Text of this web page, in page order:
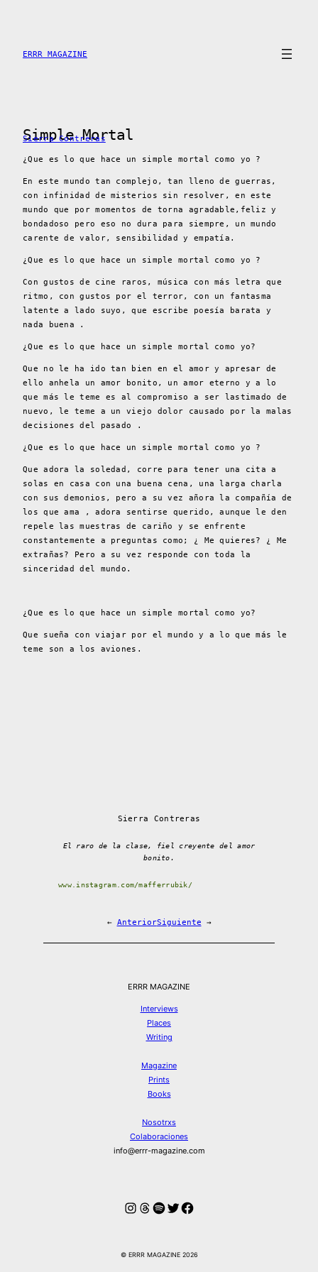
contenido
ERRR MAGAZINE
Simple Mortal
Sierra Contreras
¿Que es lo que hace un simple mortal como yo ?
En este mundo tan complejo, tan lleno de guerras,
con infinidad de misterios sin resolver, en este
mundo que por momentos de torna agradable,feliz y
bondadoso pero eso no dura para siempre, un mundo
carente de valor, sensibilidad y empatía.
¿Que es lo que hace un simple mortal como yo ?
Con gustos de cine raros, música con más letra que
ritmo, con gustos por el terror, con un fantasma
latente a lado suyo, que escribe poesía barata y
nada buena .
¿Que es lo que hace un simple mortal como yo?
Que no le ha ido tan bien en el amor y apresar de
ello anhela un amor bonito, un amor eterno y a lo
que más le teme es al compromiso a ser lastimado de
nuevo, le teme a un viejo dolor causado por la malas
decisiones del pasado .
¿Que es lo que hace un simple mortal como yo ?
Que adora la soledad, corre para tener una cita a
solas en casa con una buena cena, una larga charla
con sus demonios, pero a su vez añora la compañía de
los que ama , adora sentirse querido, aunque le den
repele las muestras de cariño y se enfrente
constantemente a preguntas como; ¿ Me quieres? ¿ Me
extrañas? Pero a su vez responde con toda la
sinceridad del mundo.
¿Que es lo que hace un simple mortal como yo?
Que sueña con viajar por el mundo y a lo que más le
teme son a los aviones.
Sierra Contreras
El raro de la clase, fiel creyente del amor
bonito.
www.instagram.com/mafferrubik/
← AnteriorSiguiente →
ERRR MAGAZINE
Interviews
Places
Writing
Magazine
Prints
Books
Nosotrxs
Colaboraciones
info@errr-magazine.com
Instagram
Hilos
Spotify
Twitter
Facebook
© ERRR MAGAZINE 2026